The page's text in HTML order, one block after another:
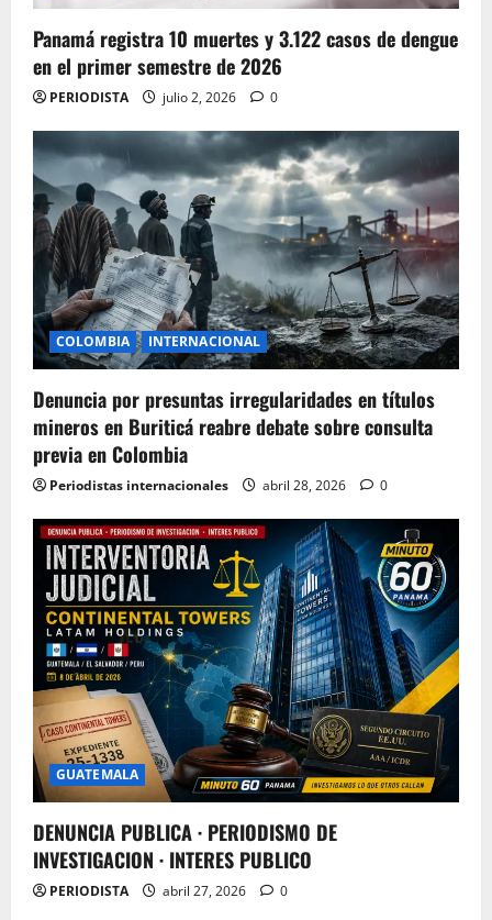
Panamá registra 10 muertes y 3.122 casos de dengue
en el primer semestre de 2026
PERIODISTA julio 2, 2026 0
COLOMBIA INTERNACIONAL
Denuncia por presuntas irregularidades en títulos
mineros en Buriticá reabre debate sobre consulta
previa en Colombia
Periodistas internacionales abril 28, 2026 0
GUATEMALA
DENUNCIA PUBLICA · PERIODISMO DE
INVESTIGACION · INTERES PUBLICO
PERIODISTA abril 27, 2026 0